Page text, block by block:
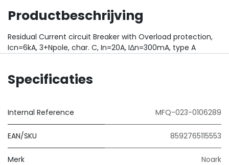
Productbeschrijving
Residual Current circuit Breaker with Overload protection,
Icn=6kA, 3+Npole, char. C, In=20A, IΔn=300mA, type A
Specificaties
Internal Reference MFQ-023-0106289
EAN/SKU 8592765115553
Merk Noark